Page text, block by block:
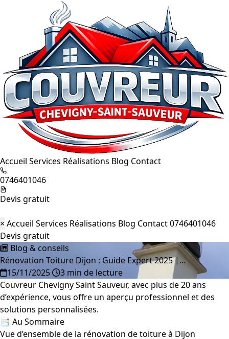
Accueil Services Réalisations Blog Contact
0746401046
Devis gratuit
× Accueil Services Réalisations Blog Contact0746401046
Devis gratuit
Blog & conseils
Rénovation Toiture Dijon : Guide Expert 2025 |…
15/11/2025
3 min de lecture
Couvreur Chevigny Saint Sauveur, avec plus de 20 ans
d’expérience, vous offre un aperçu professionnel et des
solutions personnalisées.
📑 Au Sommaire
Vue d’ensemble de la rénovation de toiture à Dijon